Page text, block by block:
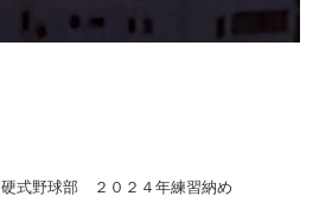
硬式野球部 ２０２４年練習納め